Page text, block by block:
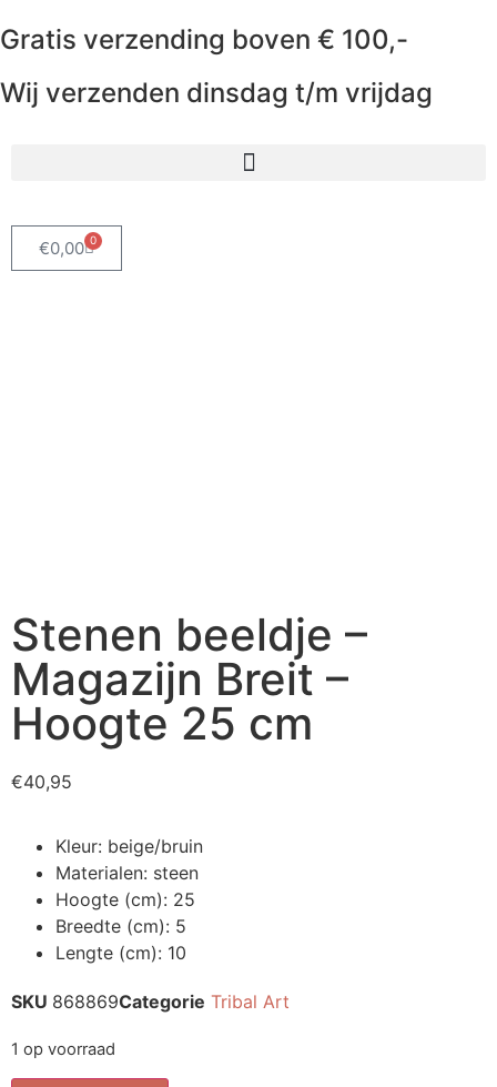
Gratis verzending boven € 100,-
Wij verzenden dinsdag t/m vrijdag
€0,00 0
Stenen beeldje –
Magazijn Breit –
Hoogte 25 cm
€40,95
Kleur: beige/bruin
Materialen: steen
Hoogte (cm): 25
Breedte (cm): 5
Lengte (cm): 10
SKU 868869Categorie Tribal Art
1 op voorraad